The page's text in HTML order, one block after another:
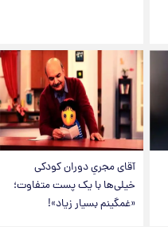
آقای مجریِ دوران کودکی
خیلی‌ها با یک پست متفاوت؛
«غمگینم بسیار زیاد»!